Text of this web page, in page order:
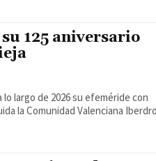
125 aniversario
largo de 2026 su efeméride con
Valenciana Iberdrola